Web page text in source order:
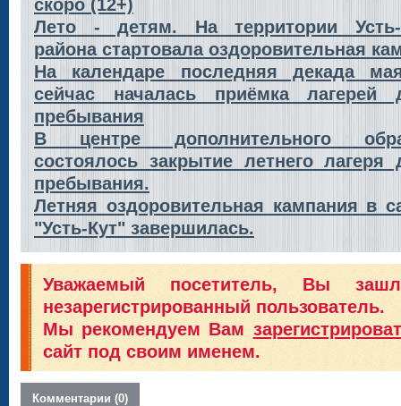
Лето - детям. На территории Усть-
района стартовала оздоровительная
На календаре последняя декада
сейчас началась приёмка лагерей
пребывания
В центре дополнительного
состоялось закрытие летнего лагеря
пребывания.
Летняя оздоровительная кампания в
"Усть-Кут" завершилась.
Уважаемый посетитель, Вы
незарегистрированный пользователь.
Мы рекомендуем Вам
сайт под своим именем.
Комментарии (0)